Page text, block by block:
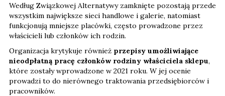
Według Związkowej Alternatywy zamknięte pozostają przede
wszystkim największe sieci handlowe i galerie, natomiast
funkcjonują mniejsze placówki, często prowadzone przez
właścicieli lub członków ich rodzin.
Organizacja krytykuje również przepisy umożliwiające
nieodpłatną pracę członków rodziny właściciela sklepu,
które zostały wprowadzone w 2021 roku. W jej ocenie
prowadzi to do nierównego traktowania przedsiębiorców i
pracowników.